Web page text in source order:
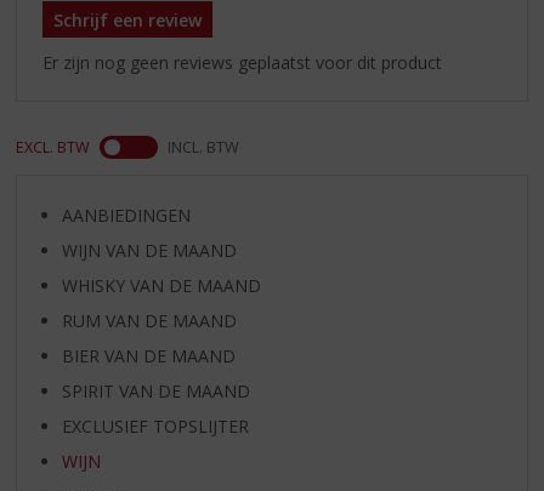
Schrijf een review
Er zijn nog geen reviews geplaatst voor dit product
EXCL. BTW INCL. BTW
AANBIEDINGEN
WIJN VAN DE MAAND
WHISKY VAN DE MAAND
RUM VAN DE MAAND
BIER VAN DE MAAND
SPIRIT VAN DE MAAND
EXCLUSIEF TOPSLIJTER
WIJN